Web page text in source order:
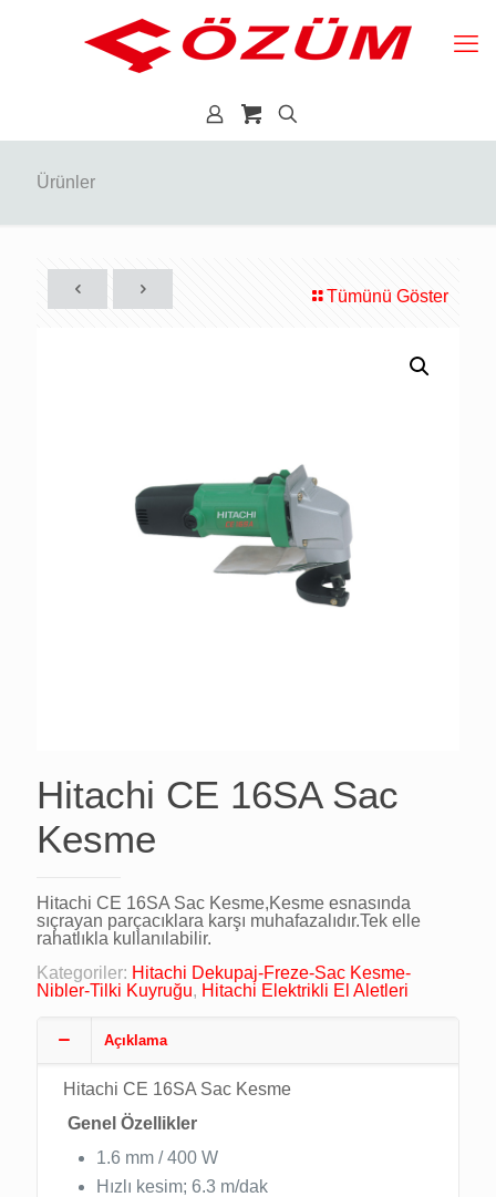
Ürünler
Tümünü Göster
Hitachi CE 16SA Sac
Kesme
Hitachi CE 16SA Sac Kesme,Kesme esnasında
sıçrayan parçacıklara karşı muhafazalıdır.Tek elle
rahatlıkla kullanılabilir.
Kategoriler: Hitachi Dekupaj-Freze-Sac Kesme-
Nibler-Tilki Kuyruğu, Hitachi Elektrikli El Aletleri
Açıklama
Hitachi CE 16SA Sac Kesme
Genel Özellikler
1.6 mm / 400 W
Hızlı kesim; 6.3 m/dak